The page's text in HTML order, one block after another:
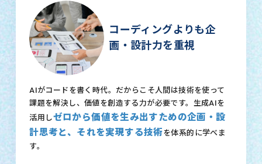
コーディングよりも企
画・設計力を重視
AIがコードを書く時代。だからこそ人間は技術を使って
課題を解決し、価値を創造する力が必要です。生成AIを
活用しゼロから価値を生み出すための企画・設
計思考と、それを実現する技術を体系的に学べま
す。